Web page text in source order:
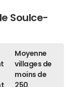
Soulce-
Moyenne
villages de
moins de
250